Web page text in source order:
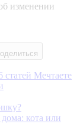
изменении
статей Мечтаете
кота или